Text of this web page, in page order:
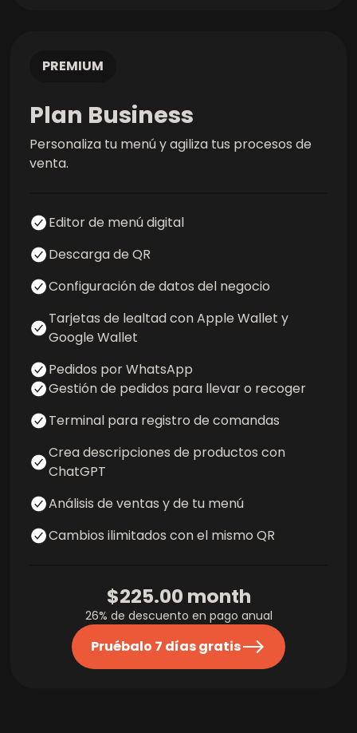
PREMIUM
Plan Business
Personaliza tu menú y agiliza tus procesos de
venta.
Editor de menú digital
Descarga de QR
Configuración de datos del negocio
Tarjetas de lealtad con Apple Wallet y
Google Wallet
Pedidos por WhatsApp
Gestión de pedidos para llevar o recoger
Terminal para registro de comandas
Crea descripciones de productos con
ChatGPT
Análisis de ventas y de tu menú
Cambios ilimitados con el mismo QR
$225.00 month
26% de descuento en pago anual
Pruébalo 7 días gratis